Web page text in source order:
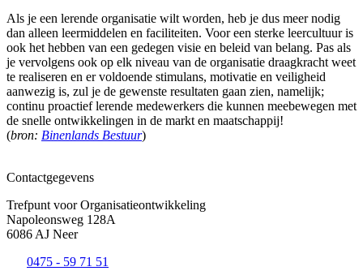
Als je een lerende organisatie wilt worden, heb je dus meer nodig
dan alleen leermiddelen en faciliteiten. Voor een sterke leercultuur is
ook het hebben van een gedegen visie en beleid van belang. Pas als
je vervolgens ook op elk niveau van de organisatie draagkracht weet
te realiseren en er voldoende stimulans, motivatie en veiligheid
aanwezig is, zul je de gewenste resultaten gaan zien, namelijk;
continu proactief lerende medewerkers die kunnen meebewegen met
de snelle ontwikkelingen in de markt en maatschappij!
(bron: Binenlands Bestuur)
Contactgegevens
Trefpunt voor Organisatieontwikkeling
Napoleonsweg 128A
6086 AJ Neer
0475 - 59 71 51